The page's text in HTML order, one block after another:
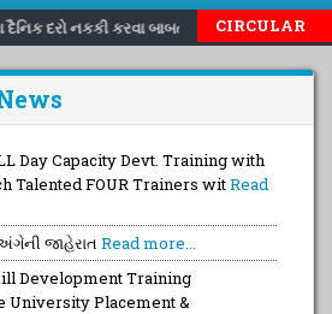
દરો નકકી કરવા બાબત.. | |Inviting
CIRCULAR
Day Capacity Devt. Training with
Talented FOUR Trainers witRead
જાહેરાત Read more...
Development Training
University Placement &